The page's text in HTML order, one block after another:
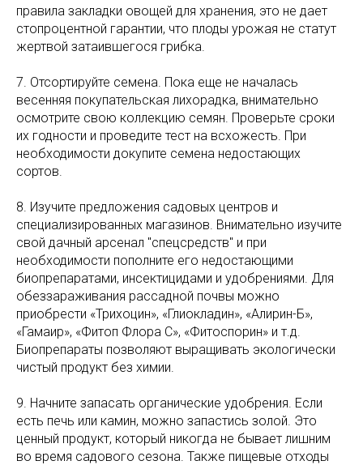
правила закладки овощей для хранения, это не дает
стопроцентной гарантии, что плоды урожая не статут
жертвой затаившегося грибка.
7. Отсортируйте семена. Пока еще не началась
весенняя покупательская лихорадка, внимательно
осмотрите свою коллекцию семян. Проверьте сроки
их годности и проведите тест на всхожесть. При
необходимости докупите семена недостающих
сортов.
8. Изучите предложения садовых центров и
специализированных магазинов. Внимательно изучите
свой дачный арсенал "спецсредств" и при
необходимости пополните его недостающими
биопрепаратами, инсектицидами и удобрениями. Для
обеззараживания рассадной почвы можно
приобрести «Трихоцин», «Глиокладин», «Алирин-Б»,
«Гамаир», «Фитоп Флора С», «Фитоспорин» и т.д.
Биопрепараты позволяют выращивать экологически
чистый продукт без химии.
9. Начните запасать органические удобрения. Если
есть печь или камин, можно запастись золой. Это
ценный продукт, который никогда не бывает лишним
во время садового сезона. Также пищевые отходы